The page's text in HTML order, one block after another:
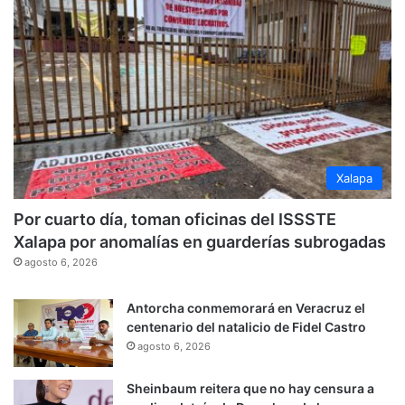
Xalapa
Por cuarto día, toman oficinas del ISSSTE
Xalapa por anomalías en guarderías subrogadas
agosto 6, 2026
Antorcha conmemorará en Veracruz el
centenario del natalicio de Fidel Castro
agosto 6, 2026
Sheinbaum reitera que no hay censura a